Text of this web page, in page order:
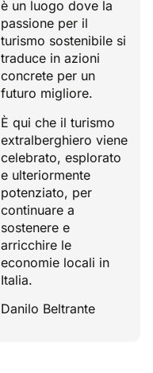
è un luogo dove la
passione per il
turismo sostenibile si
traduce in azioni
concrete per un
futuro migliore.
È qui che il turismo
extralberghiero viene
celebrato, esplorato
e ulteriormente
potenziato, per
continuare a
sostenere e
arricchire le
economie locali in
Italia.
Danilo Beltrante